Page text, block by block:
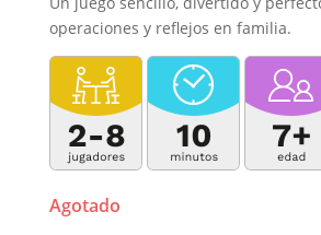
operaciones y reflejos en familia.
Agotado